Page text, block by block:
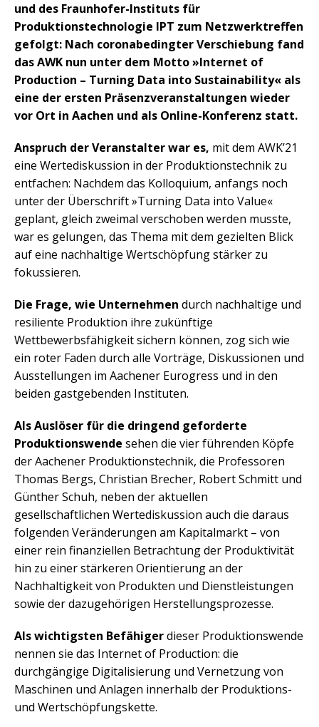
und des Fraunhofer-Instituts für
Produktionstechnologie IPT zum Netzwerktreffen
gefolgt: Nach coronabedingter Verschiebung fand
das AWK nun unter dem Motto »Internet of
Production – Turning Data into Sustainability« als
eine der ersten Präsenzveranstaltungen wieder
vor Ort in Aachen und als Online-Konferenz statt.
Anspruch der Veranstalter war es, mit dem AWK’21
eine Wertediskussion in der Produktionstechnik zu
entfachen: Nachdem das Kolloquium, anfangs noch
unter der Überschrift »Turning Data into Value«
geplant, gleich zweimal verschoben werden musste,
war es gelungen, das Thema mit dem gezielten Blick
auf eine nachhaltige Wertschöpfung stärker zu
fokussieren.
Die Frage, wie Unternehmen durch nachhaltige und
resiliente Produktion ihre zukünftige
Wettbewerbsfähigkeit sichern können, zog sich wie
ein roter Faden durch alle Vorträge, Diskussionen und
Ausstellungen im Aachener Eurogress und in den
beiden gastgebenden Instituten.
Als Auslöser für die dringend geforderte
Produktionswende sehen die vier führenden Köpfe
der Aachener Produktionstechnik, die Professoren
Thomas Bergs, Christian Brecher, Robert Schmitt und
Günther Schuh, neben der aktuellen
gesellschaftlichen Wertediskussion auch die daraus
folgenden Veränderungen am Kapitalmarkt – von
einer rein finanziellen Betrachtung der Produktivität
hin zu einer stärkeren Orientierung an der
Nachhaltigkeit von Produkten und Dienstleistungen
sowie der dazugehörigen Herstellungsprozesse.
Als wichtigsten Befähigerdieser Produktionswende
nennen sie das Internet of Production: die
durchgängige Digitalisierung und Vernetzung von
Maschinen und Anlagen innerhalb der Produktions-
und Wertschöpfungskette.